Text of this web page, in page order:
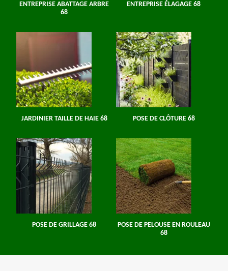
ENTREPRISE ABATTAGE ARBRE
68
ENTREPRISE ÉLAGAGE 68
JARDINIER TAILLE DE HAIE 68 POSE DE CLÔTURE 68
POSE DE GRILLAGE 68
POSE DE PELOUSE EN ROULEAU
68